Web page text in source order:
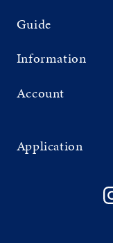
Guide
Information
Account
Application